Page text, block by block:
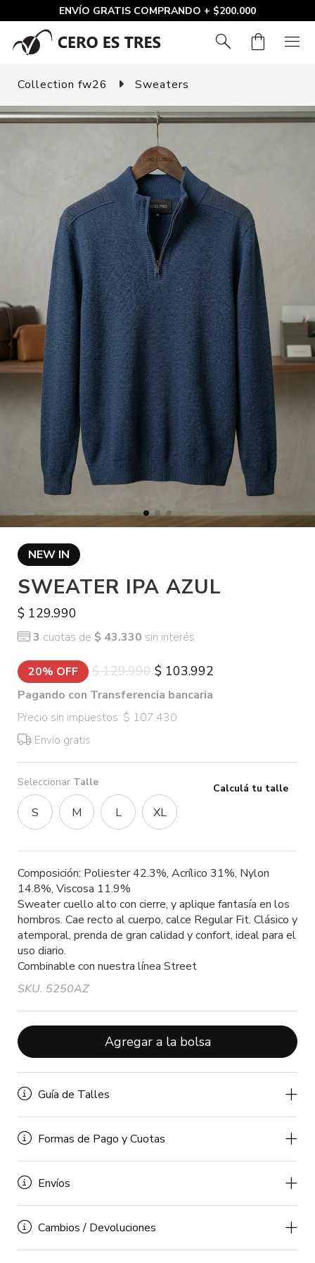
ENVÍO GRATIS COMPRANDO + $200.000
search shopping_bag menu
Collection fw26 Sweaters
NEW IN
SWEATER IPA AZUL
$ 129.990
3 cuotas de $ 43.330 sin interés
20% OFF $ 129.990 $ 103.992
Pagando con Transferencia bancaria
Precio sin impuestos: $ 107.430
Envío gratis
Calculá tu talle
Seleccionar Talle
S M L XL
Composición: Poliester 42.3%, Acrílico 31%, Nylon
14.8%, Viscosa 11.9%
Sweater cuello alto con cierre, y aplique fantasía en los
hombros. Cae recto al cuerpo, calce Regular Fit. Clásico y
atemporal, prenda de gran calidad y confort, ideal para el
uso diario.
Combinable con nuestra línea Street
SKU. 5250AZ
Agregar a la bolsa
Guía de Talles
Formas de Pago y Cuotas
Envíos
Cambios / Devoluciones